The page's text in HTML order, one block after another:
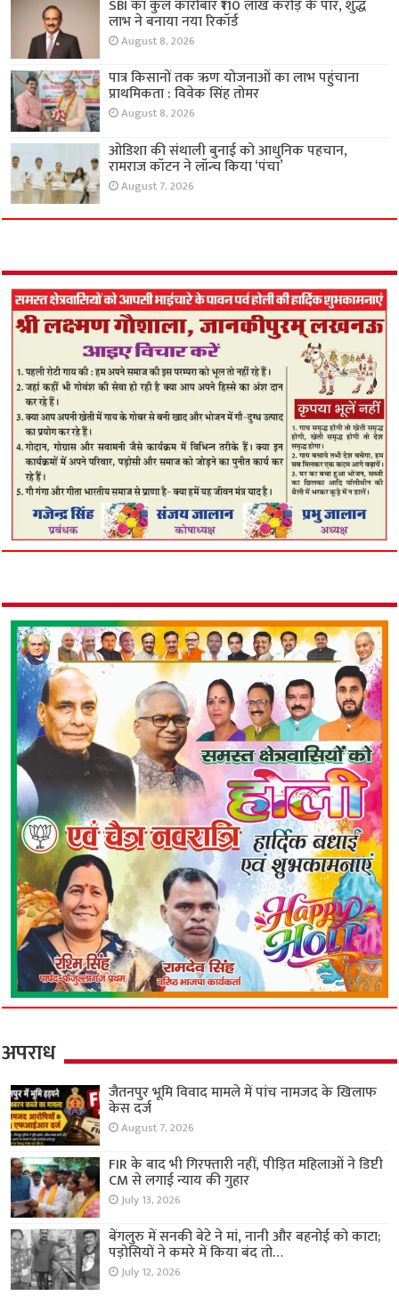
SBI का कुल कारोबार ₹110 लाख करोड़ के पार, शुद्ध
लाभ ने बनाया नया रिकॉर्ड
August 8, 2026
पात्र किसानों तक ऋण योजनाओं का लाभ पहुंचाना
प्राथमिकता : विवेक सिंह तोमर
August 8, 2026
ओडिशा की संथाली बुनाई को आधुनिक पहचान,
रामराज कॉटन ने लॉन्च किया ‘पंचा’
August 7, 2026
अपराध
जैतनपुर भूमि विवाद मामले में पांच नामजद के खिलाफ
केस दर्ज
August 7, 2026
FIR के बाद भी गिरफ्तारी नहीं, पीड़ित महिलाओं ने डिप्टी
CM से लगाई न्याय की गुहार
July 13, 2026
बेंगलुरु में सनकी बेटे ने मां, नानी और बहनोई को काटा;
पड़ोसियों ने कमरे में किया बंद तो…
July 12, 2026